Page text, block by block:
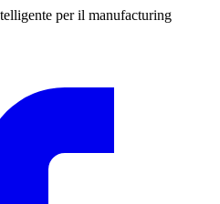
per il manufacturing